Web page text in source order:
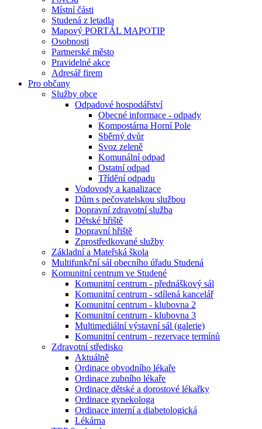
Místní části
Studená z letadla
Mapový PORTÁL MAPOTIP
Osobnosti
Partnerské město
Pravidelné akce
Adresář firem
Pro občany
Služby obce
Odpadové hospodářství
Obecné informace - odpady
Kompostárna Horní Pole
Sběrný dvůr
Svoz zeleně
Komunální odpad
Ostatní odpad
Třídění odpadu
Vodovody a kanalizace
Dům s pečovatelskou službou
Dopravní zdravotní služba
Dětské hřiště
Dopravní hřiště
Zprostředkované služby
Základní a Mateřská škola
Multifunkční sál obecního úřadu Studená
Komunitní centrum ve Studené
Komunitní centrum - přednáškový sál
Komunitní centrum - sdílená kancelář
Komunitní centrum - klubovna 2
Komunitní centrum - klubovna 3
Multimediální výstavní sál (galerie)
Komunitní centrum - rezervace termínů
Zdravotní středisko
Aktuálně
Ordinace obvodního lékaře
Ordinace zubního lékaře
Ordinace dětské a dorostové lékařky
Ordinace gynekologa
Ordinace interní a diabetologická
Lékárna